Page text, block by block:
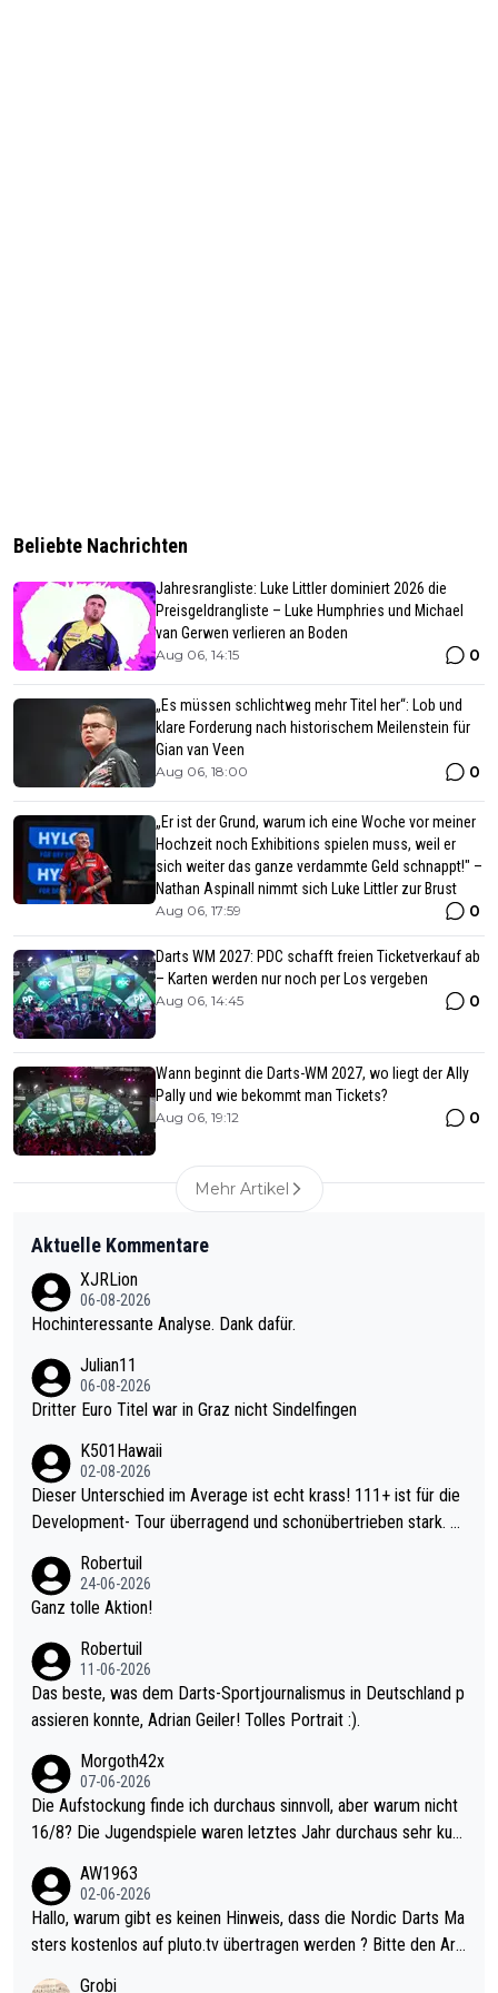
Beliebte Nachrichten
Jahresrangliste: Luke Littler dominiert 2026 die
Preisgeldrangliste – Luke Humphries und Michael
van Gerwen verlieren an Boden
Aug 06, 14:15 0
„Es müssen schlichtweg mehr Titel her“: Lob und
klare Forderung nach historischem Meilenstein für
Gian van Veen
Aug 06, 18:00 0
„Er ist der Grund, warum ich eine Woche vor meiner
Hochzeit noch Exhibitions spielen muss, weil er
sich weiter das ganze verdammte Geld schnappt!" –
Nathan Aspinall nimmt sich Luke Littler zur Brust
Aug 06, 17:59 0
Darts WM 2027: PDC schafft freien Ticketverkauf ab
– Karten werden nur noch per Los vergeben
Aug 06, 14:45 0
Wann beginnt die Darts-WM 2027, wo liegt der Ally
Pally und wie bekommt man Tickets?
Aug 06, 19:12 0
Mehr Artikel
Aktuelle Kommentare
XJRLion
06-08-2026
Hochinteressante Analyse. Dank dafür.
Julian11
06-08-2026
Dritter Euro Titel war in Graz nicht Sindelfingen
K501Hawaii
02-08-2026
Dieser Unterschied im Average ist echt krass! 111+ ist für die
Development- Tour überragend und schonübertrieben stark. U
mal 40+ erst recht. Da gewinnst keinen Blumentopf - ist ja noc
h krasser wie ein Pokalspiel eines Kreisligisten vs einem Bund
Robertuil
24-06-2026
Ganz tolle Aktion!
Robertuil
11-06-2026
Das beste, was dem Darts-Sportjournalismus in Deutschland p
assieren konnte, Adrian Geiler! Tolles Portrait :).
Morgoth42x
07-06-2026
Die Aufstockung finde ich durchaus sinnvoll, aber warum nicht
16/8? Die Jugendspiele waren letztes Jahr durchaus sehr kurz
Allerdings ist Mitchell Lawrie als Nummer 1 der Welt eh qualifi
ziert. Somit ändert die automatische Qualifikation des Weltmei
sters erstmal nichts. Ich denke sie wollen damit für nächstes J
AW1963
02-06-2026
Hallo, warum gibt es keinen Hinweis, dass die Nordic Darts Ma
sters kostenlos auf pluto.tv übertragen werden ? Bitte den Arti
Grobi